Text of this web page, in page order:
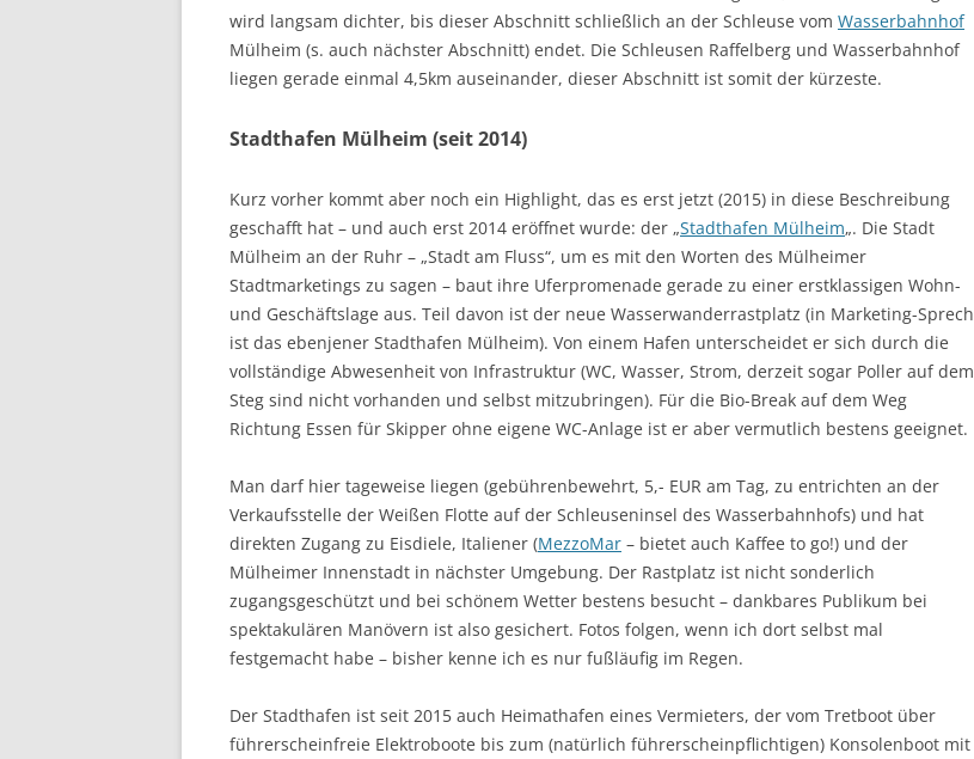
wird langsam dichter, bis dieser Abschnitt schließlich an der Schleuse vom Wasserbahnhof
Mülheim (s. auch nächster Abschnitt) endet. Die Schleusen Raffelberg und Wasserbahnhof
liegen gerade einmal 4,5km auseinander, dieser Abschnitt ist somit der kürzeste.
Stadthafen Mülheim (seit 2014)
Kurz vorher kommt aber noch ein Highlight, das es erst jetzt (2015) in diese Beschreibung
geschafft hat – und auch erst 2014 eröffnet wurde: der „Stadthafen Mülheim„. Die Stadt
Mülheim an der Ruhr – „Stadt am Fluss“, um es mit den Worten des Mülheimer
Stadtmarketings zu sagen – baut ihre Uferpromenade gerade zu einer erstklassigen Wohn-
und Geschäftslage aus. Teil davon ist der neue Wasserwanderrastplatz (in Marketing-Sprech
ist das ebenjener Stadthafen Mülheim). Von einem Hafen unterscheidet er sich durch die
vollständige Abwesenheit von Infrastruktur (WC, Wasser, Strom, derzeit sogar Poller auf dem
Steg sind nicht vorhanden und selbst mitzubringen). Für die Bio-Break auf dem Weg
Richtung Essen für Skipper ohne eigene WC-Anlage ist er aber vermutlich bestens geeignet.
Man darf hier tageweise liegen (gebührenbewehrt, 5,- EUR am Tag, zu entrichten an der
Verkaufsstelle der Weißen Flotte auf der Schleuseninsel des Wasserbahnhofs) und hat
direkten Zugang zu Eisdiele, Italiener (MezzoMar – bietet auch Kaffee to go!) und der
Mülheimer Innenstadt in nächster Umgebung. Der Rastplatz ist nicht sonderlich
zugangsgeschützt und bei schönem Wetter bestens besucht – dankbares Publikum bei
spektakulären Manövern ist also gesichert. Fotos folgen, wenn ich dort selbst mal
festgemacht habe – bisher kenne ich es nur fußläufig im Regen.
Der Stadthafen ist seit 2015 auch Heimathafen eines Vermieters, der vom Tretboot über
führerscheinfreie Elektroboote bis zum (natürlich führerscheinpflichtigen) Konsolenboot mit